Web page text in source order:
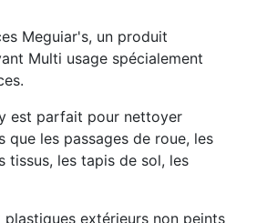
Meguiar's, un produit
Multi usage spécialement
est parfait pour nettoyer
les passages de roue, les
tissus, les tapis de sol, les
extérieurs non peints